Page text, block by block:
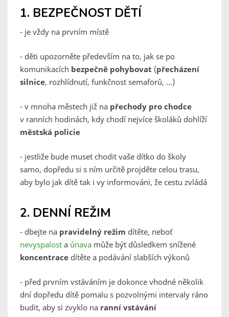
1. BEZPEČNOST DĚTÍ
- je vždy na prvním místě
- děti upozorněte především na to, jak se po
komunikacích bezpečně pohybovat (přecházení
silnice, rozhlídnutí, funkčnost semaforů, ...)
- v mnoha městech již na přechody pro chodce
v ranních hodinách, kdy chodí nejvíce školáků dohlíží
městská policie
- jestliže bude muset chodit vaše dítko do školy
samo, dopředu si s ním určitě projděte celou trasu,
aby bylo jak dítě tak i vy informováni, že cestu zvládá
2. DENNÍ REŽIM
- dbejte na pravidelný režim dítěte, neboť
nevyspalost a únava může být důsledkem snížené
koncentrace dítěte a podávání slabších výkonů
- před prvním vstáváním je dokonce vhodné několik
dní dopředu dítě pomalu s pozvolnými intervaly ráno
budit, aby si zvyklo na ranní vstávání